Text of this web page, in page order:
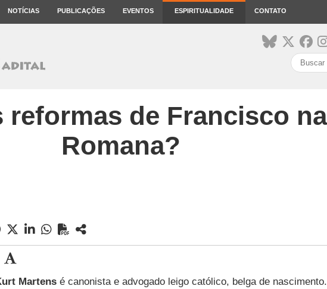
NOTÍCIAS PUBLICAÇÕES EVENTOS ESPIRITUALIDADE CONTATO
reformas de Francisco
Romana?
Martensé canonista e advogado leigo católico, belga de